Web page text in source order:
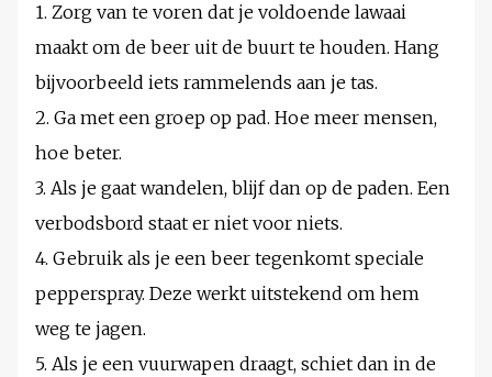
1. Zorg van te voren dat je voldoende lawaai
maakt om de beer uit de buurt te houden. Hang
bijvoorbeeld iets rammelends aan je tas.
2. Ga met een groep op pad. Hoe meer mensen,
hoe beter.
3. Als je gaat wandelen, blijf dan op de paden. Een
verbodsbord staat er niet voor niets.
4. Gebruik als je een beer tegenkomt speciale
pepperspray. Deze werkt uitstekend om hem
weg te jagen.
5. Als je een vuurwapen draagt, schiet dan in de